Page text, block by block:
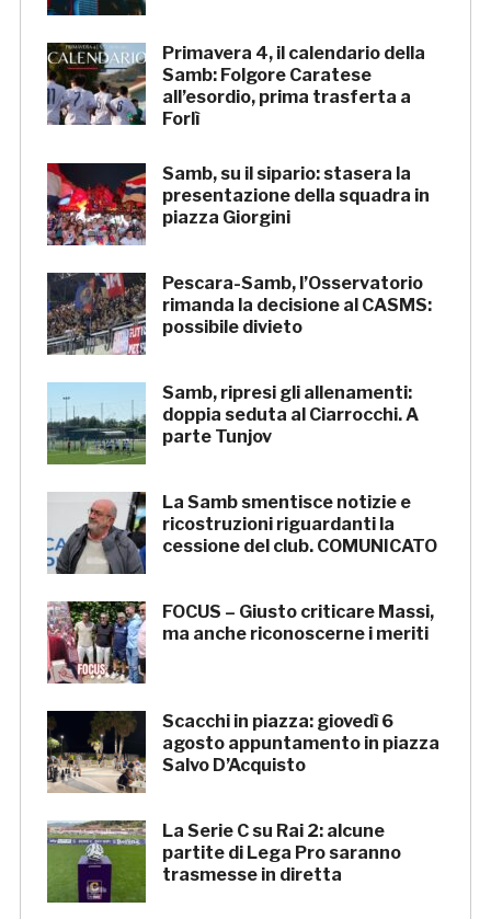
Primavera 4, il calendario della
Samb: Folgore Caratese
all’esordio, prima trasferta a
Forlì
Samb, su il sipario: stasera la
presentazione della squadra in
piazza Giorgini
Pescara-Samb, l’Osservatorio
rimanda la decisione al CASMS:
possibile divieto
Samb, ripresi gli allenamenti:
doppia seduta al Ciarrocchi. A
parte Tunjov
La Samb smentisce notizie e
ricostruzioni riguardanti la
cessione del club. COMUNICATO
FOCUS – Giusto criticare Massi,
ma anche riconoscerne i meriti
Scacchi in piazza: giovedì 6
agosto appuntamento in piazza
Salvo D’Acquisto
La Serie C su Rai 2: alcune
partite di Lega Pro saranno
trasmesse in diretta